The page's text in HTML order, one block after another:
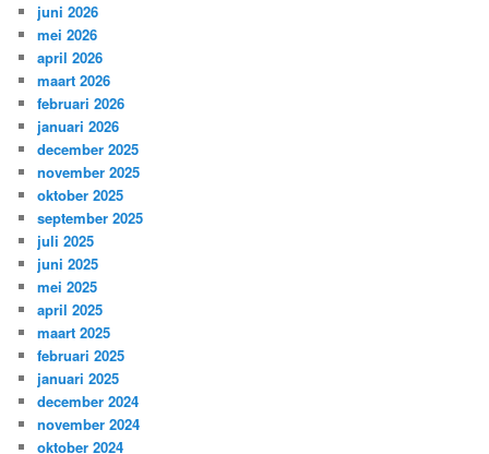
juni 2026
mei 2026
april 2026
maart 2026
februari 2026
januari 2026
december 2025
november 2025
oktober 2025
september 2025
juli 2025
juni 2025
mei 2025
april 2025
maart 2025
februari 2025
januari 2025
december 2024
november 2024
oktober 2024